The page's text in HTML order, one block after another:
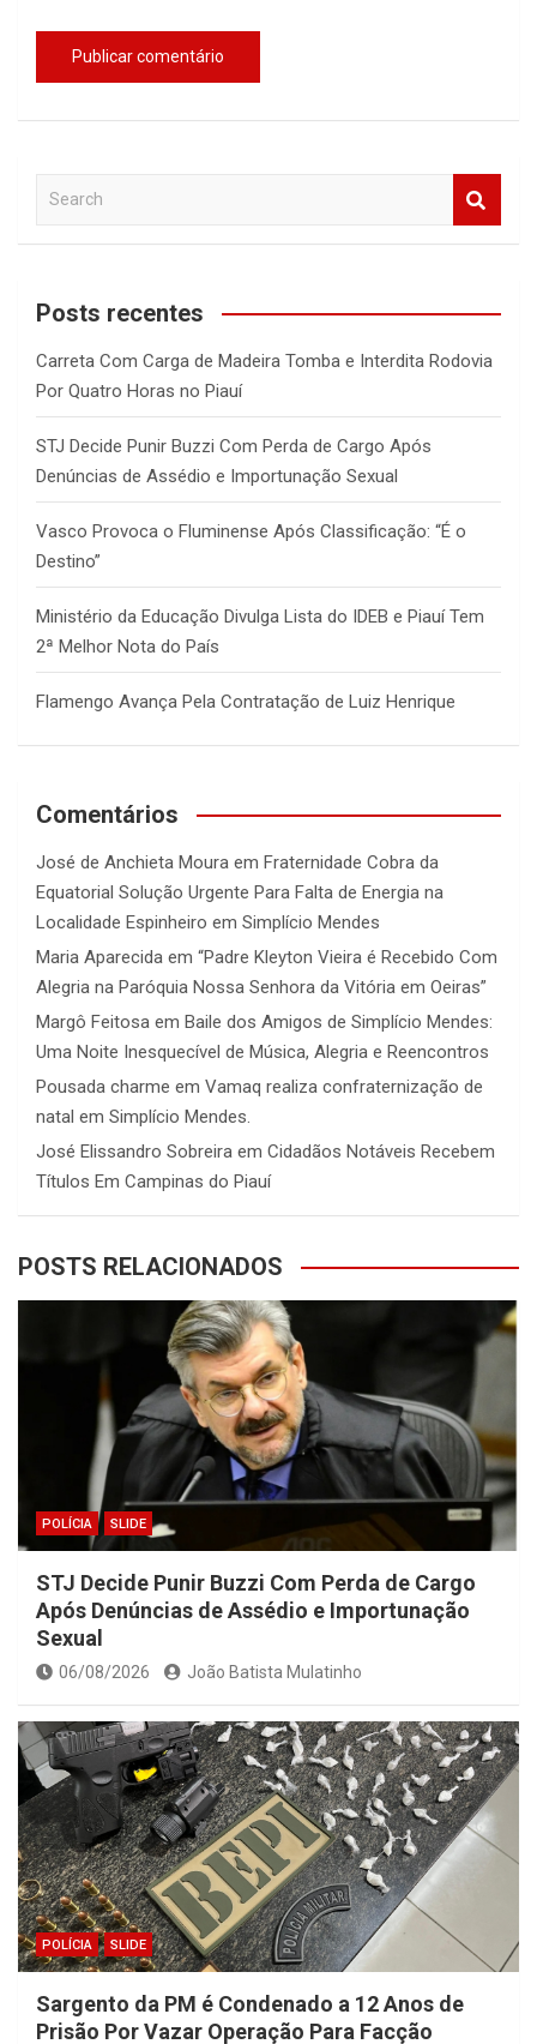
a
c
Posts recentes
Carreta Com Carga de Madeira Tomba e Interdita Rodovia
Por Quatro Horas no Piauí
STJ Decide Punir Buzzi Com Perda de Cargo Após
Denúncias de Assédio e Importunação Sexual
Vasco Provoca o Fluminense Após Classificação: “É o
Destino”
Ministério da Educação Divulga Lista do IDEB e Piauí Tem
2ª Melhor Nota do País
Flamengo Avança Pela Contratação de Luiz Henrique
Comentários
José de Anchieta Moura em Fraternidade Cobra da
Equatorial Solução Urgente Para Falta de Energia na
Localidade Espinheiro em Simplício Mendes
Maria Aparecida em “Padre Kleyton Vieira é Recebido Com
Alegria na Paróquia Nossa Senhora da Vitória em Oeiras”
Margô Feitosa em Baile dos Amigos de Simplício Mendes:
Uma Noite Inesquecível de Música, Alegria e Reencontros
Pousada charme em Vamaq realiza confraternização de
natal em Simplício Mendes.
José Elissandro Sobreira em Cidadãos Notáveis Recebem
Títulos Em Campinas do Piauí
POSTS RELACIONADOS
POLÍCIA SLIDE
STJ Decide Punir Buzzi Com Perda de Cargo
Após Denúncias de Assédio e Importunação
Sexual
06/08/2026 João Batista Mulatinho
POLÍCIA SLIDE
Sargento da PM é Condenado a 12 Anos de
Prisão Por Vazar Operação Para Facção